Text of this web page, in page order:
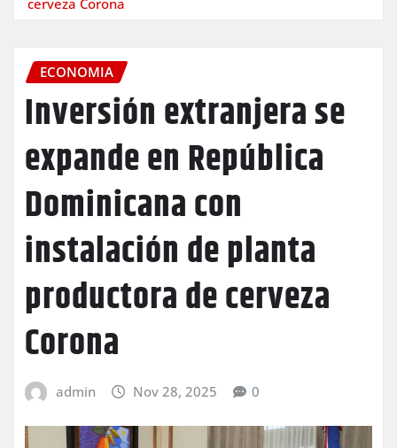
ECONOMIA
Inversión extranjera se
expande en República
Dominicana con
instalación de planta
productora de cerveza
Corona
admin Nov 28, 2025 0